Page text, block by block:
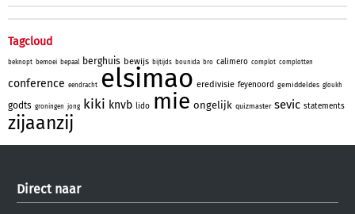
Tagcloud
beknopt bemoei bepaal berghuis bewijs bijtijds bounida bro calimero complot complotten
conference eendracht elsimao eredivisie feyenoord gemiddeldes gloukh
godts groningen jong kiki knvb lido mie ongelijk quizmaster sevic statements
zijaanzij
Direct naar